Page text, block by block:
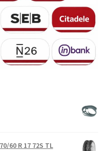
60 R 17 72S TL